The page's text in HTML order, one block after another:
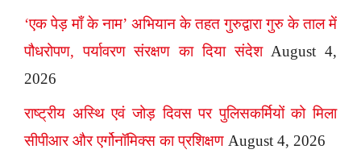
‘एक पेड़ माँ के नाम’ अभियान के तहत गुरुद्वारा गुरु के ताल में
पौधरोपण, पर्यावरण संरक्षण का दिया संदेश August 4,
2026
राष्ट्रीय अस्थि एवं जोड़ दिवस पर पुलिसकर्मियों को मिला
सीपीआर और एर्गोनॉमिक्स का प्रशिक्षण August 4, 2026